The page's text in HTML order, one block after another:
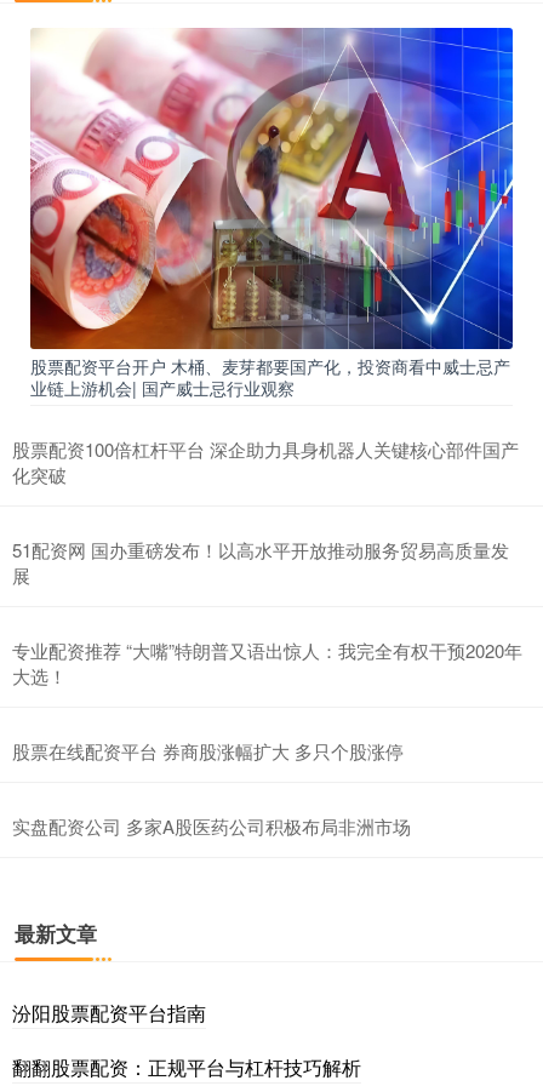
股票配资平台开户 木桶、麦芽都要国产化，投资商看中威士忌产
业链上游机会| 国产威士忌行业观察
股票配资100倍杠杆平台 深企助力具身机器人关键核心部件国产
化突破
51配资网 国办重磅发布！以高水平开放推动服务贸易高质量发
展
专业配资推荐 “大嘴”特朗普又语出惊人：我完全有权干预2020年
大选！
股票在线配资平台 券商股涨幅扩大 多只个股涨停
实盘配资公司 多家A股医药公司积极布局非洲市场
最新文章
汾阳股票配资平台指南
翻翻股票配资：正规平台与杠杆技巧解析